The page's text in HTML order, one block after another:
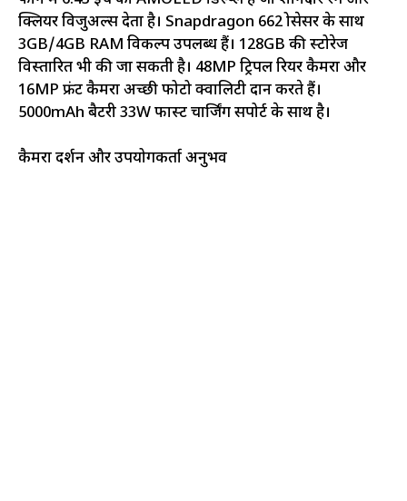
क्लियर विजुअल्स देता है। Snapdragon 662 प्रोसेसर के साथ
3GB/4GB RAM विकल्प उपलब्ध हैं। 128GB की स्टोरेज
विस्तारित भी की जा सकती है। 48MP ट्रिपल रियर कैमरा और
16MP फ्रंट कैमरा अच्छी फोटो क्वालिटी प्रदान करते हैं।
5000mAh बैटरी 33W फास्ट चार्जिंग सपोर्ट के साथ है।
कैमरा प्रदर्शन और उपयोगकर्ता अनुभव